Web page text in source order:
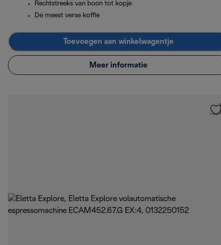
Rechtstreeks van boon tot kopje
De meest verse koffie
Toevoegen aan winkelwagentje
Meer informatie